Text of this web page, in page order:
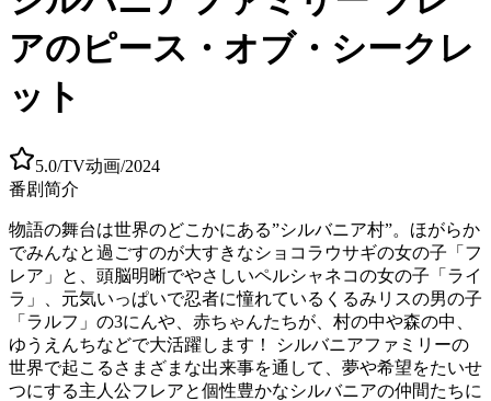
アのピース・オブ・シークレ
ット
5.0/TV动画/2024
番剧简介
物語の舞台は世界のどこかにある”シルバニア村”。ほがらか
でみんなと過ごすのが大すきなショコラウサギの女の子「フ
レア」と、頭脳明晰でやさしいペルシャネコの女の子「ライ
ラ」、元気いっぱいで忍者に憧れているくるみリスの男の子
「ラルフ」の3にんや、赤ちゃんたちが、村の中や森の中、
ゆうえんちなどで大活躍します！ シルバニアファミリーの
世界で起こるさまざまな出来事を通して、夢や希望をたいせ
つにする主人公フレアと個性豊かなシルバニアの仲間たちに